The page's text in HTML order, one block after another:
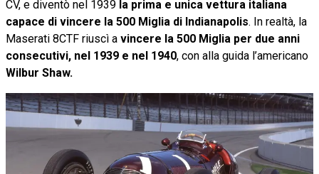
CV, e diventò nel 1939 la prima e unica vettura italiana
capace di vincere la 500 Miglia di Indianapolis. In realtà, la
Maserati 8CTF riuscì a vincere la 500 Miglia per due anni
consecutivi, nel 1939 e nel 1940, con alla guida l’americano
Wilbur Shaw.